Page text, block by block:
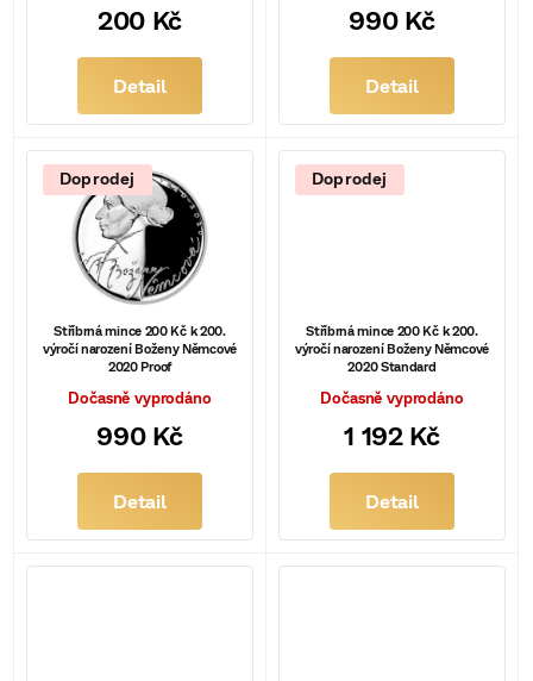
k
200 Kč
Detail
990 Kč
Detail
Doprodej
Stříbrná mince 200 Kč k 200.
výročí narození Boženy Němcové
2020 Proof
Dočasně vyprodáno
990 Kč
Detail
Doprodej
Stříbrná mince 200 Kč k 200.
výročí narození Boženy Němcové
2020 Standard
Dočasně vyprodáno
1 192 Kč
Detail